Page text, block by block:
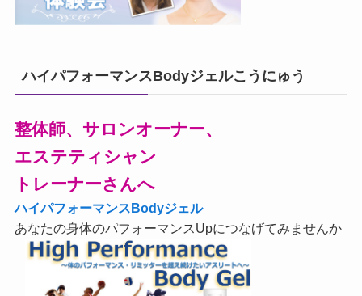
ハイパフォーマンスBodyジェルこうにゅう
整体師、サロンオーナー、
エステティシャン
トレーナーさんへ
ハイパフォーマンスBodyジェル
あなたの身体のパフォーマンスUpにつなげてみませんか